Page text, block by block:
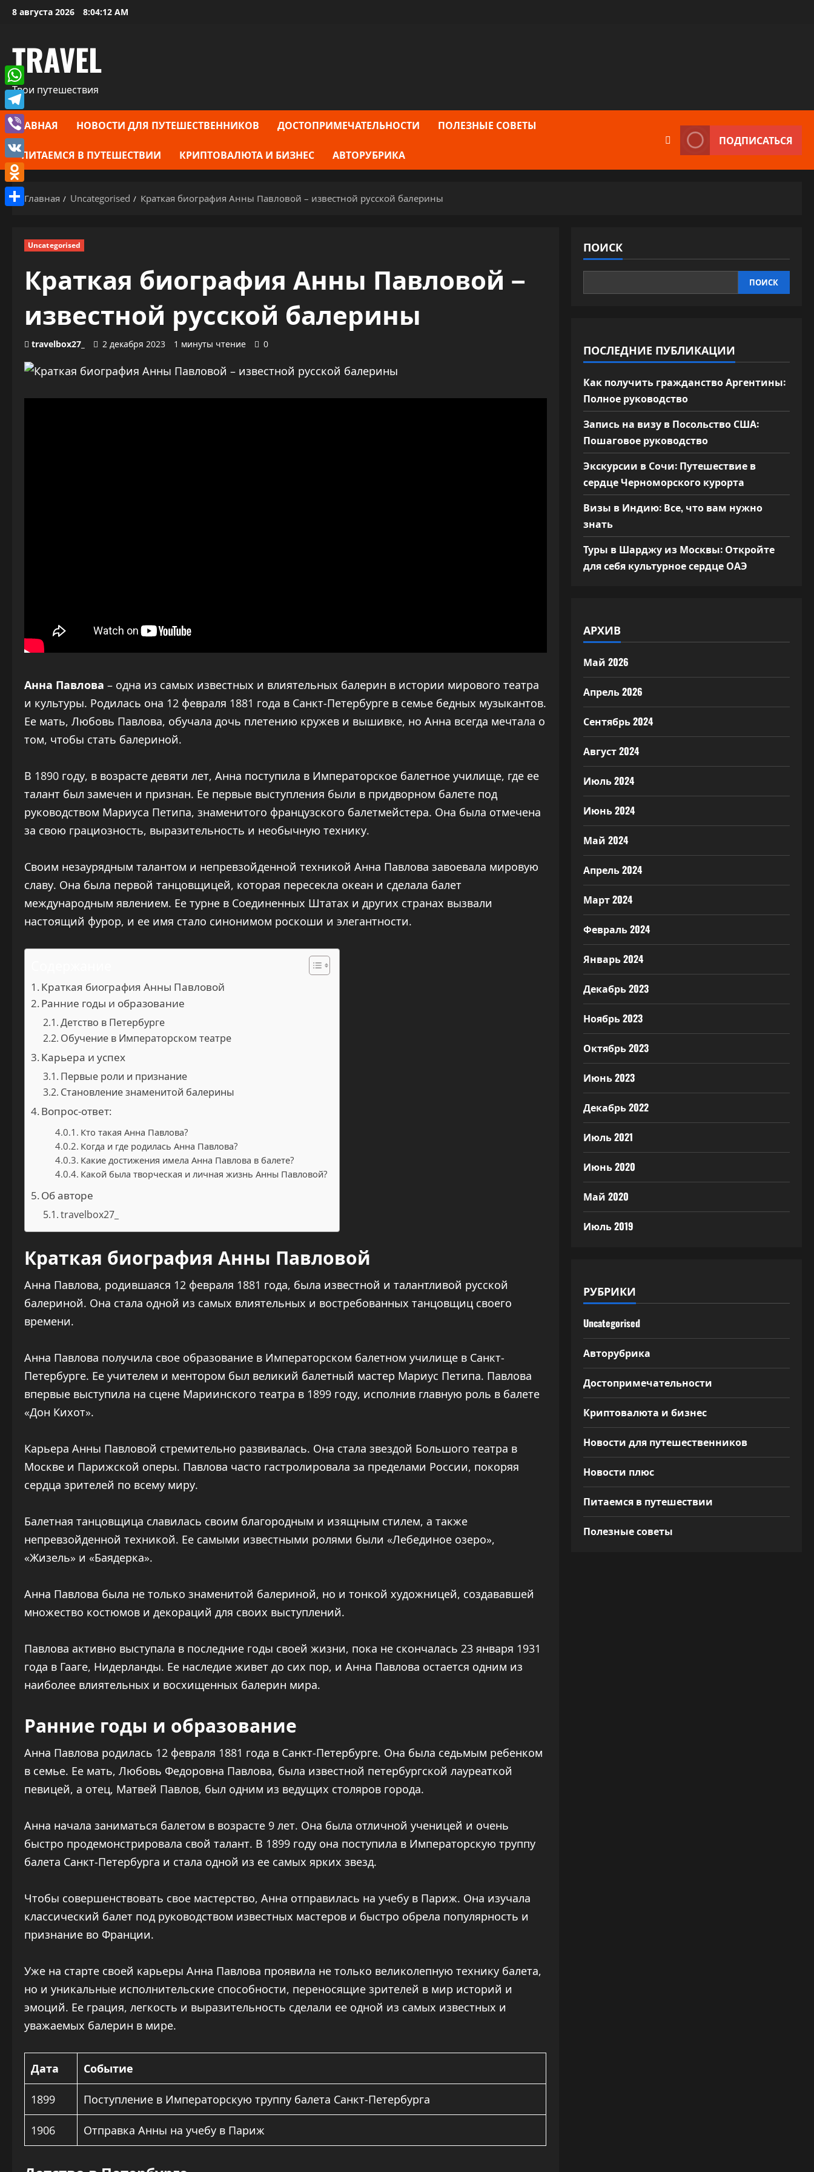
Перейти
8 августа 2026 8:04:13 AM
TRAVEL
Твои путешествия
ГЛАВНАЯ НОВОСТИ ДЛЯ ПУТЕШЕСТВЕННИКОВ ДОСТОПРИМЕЧАТЕЛЬНОСТИ ПОЛЕЗНЫЕ СОВЕТЫ
ПИТАЕМСЯ В ПУТЕШЕСТВИИ КРИПТОВАЛЮТА И БИЗНЕС АВТОРУБРИКА
ПОДПИСАТЬСЯ
Главная Uncategorised Краткая биография Анны Павловой – известной русской балерины
Uncategorised
Краткая биография Анны Павловой –
известной русской балерины
travelbox27_ 2 декабря 2023 1 минуты чтение 0
Анна Павлова – одна из самых известных и влиятельных балерин в истории мирового театра
и культуры. Родилась она 12 февраля 1881 года в Санкт-Петербурге в семье бедных музыкантов.
Ее мать, Любовь Павлова, обучала дочь плетению кружев и вышивке, но Анна всегда мечтала о
том, чтобы стать балериной.
В 1890 году, в возрасте девяти лет, Анна поступила в Императорское балетное училище, где ее
талант был замечен и признан. Ее первые выступления были в придворном балете под
руководством Мариуса Петипа, знаменитого французского балетмейстера. Она была отмечена
за свою грациозность, выразительность и необычную технику.
Своим незаурядным талантом и непревзойденной техникой Анна Павлова завоевала мировую
славу. Она была первой танцовщицей, которая пересекла океан и сделала балет
международным явлением. Ее турне в Соединенных Штатах и других странах вызвали
настоящий фурор, и ее имя стало синонимом роскоши и элегантности.
Краткая биография Анны Павловой
Ранние годы и образование
Детство в Петербурге
Обучение в Императорском театре
Карьера и успех
Первые роли и признание
Становление знаменитой балерины
Вопрос-ответ:
Кто такая Анна Павлова?
Когда и где родилась Анна Павлова?
Какие достижения имела Анна Павлова в балете?
Какой была творческая и личная жизнь Анны Павловой?
Об авторе
travelbox27_
Краткая биография Анны Павловой
Анна Павлова, родившаяся 12 февраля 1881 года, была известной и талантливой русской
балериной. Она стала одной из самых влиятельных и востребованных танцовщиц своего
времени.
Анна Павлова получила свое образование в Императорском балетном училище в Санкт-
Петербурге. Ее учителем и ментором был великий балетный мастер Мариус Петипа. Павлова
впервые выступила на сцене Мариинского театра в 1899 году, исполнив главную роль в балете
«Дон Кихот».
Карьера Анны Павловой стремительно развивалась. Она стала звездой Большого театра в
Москве и Парижской оперы. Павлова часто гастролировала за пределами России, покоряя
сердца зрителей по всему миру.
Балетная танцовщица славилась своим благородным и изящным стилем, а также
непревзойденной техникой. Ее самыми известными ролями были «Лебединое озеро»,
«Жизель» и «Баядерка».
Анна Павлова была не только знаменитой балериной, но и тонкой художницей, создававшей
множество костюмов и декораций для своих выступлений.
Павлова активно выступала в последние годы своей жизни, пока не скончалась 23 января 1931
года в Гааге, Нидерланды. Ее наследие живет до сих пор, и Анна Павлова остается одним из
наиболее влиятельных и восхищенных балерин мира.
Ранние годы и образование
Анна Павлова родилась 12 февраля 1881 года в Санкт-Петербурге. Она была седьмым ребенком
в семье. Ее мать, Любовь Федоровна Павлова, была известной петербургской лауреаткой
певицей, а отец, Матвей Павлов, был одним из ведущих столяров города.
Анна начала заниматься балетом в возрасте 9 лет. Она была отличной ученицей и очень
быстро продемонстрировала свой талант. В 1899 году она поступила в Императорскую труппу
балета Санкт-Петербурга и стала одной из ее самых ярких звезд.
Чтобы совершенствовать свое мастерство, Анна отправилась на учебу в Париж. Она изучала
классический балет под руководством известных мастеров и быстро обрела популярность и
признание во Франции.
Уже на старте своей карьеры Анна Павлова проявила не только великолепную технику балета,
но и уникальные исполнительские способности, переносящие зрителей в мир историй и
эмоций. Ее грация, легкость и выразительность сделали ее одной из самых известных и
уважаемых балерин в мире.
Дата Событие
1899 Поступление в Императорскую труппу балета Санкт-Петербурга
1906 Отправка Анны на учебу в Париж
ПОИСК
ПОИСК
ПОСЛЕДНИЕ ПУБЛИКАЦИИ
Как получить гражданство Аргентины:
Полное руководство
Запись на визу в Посольство США:
Пошаговое руководство
Экскурсии в Сочи: Путешествие в
сердце Черноморского курорта
Визы в Индию: Все, что вам нужно
знать
Туры в Шарджу из Москвы: Откройте
для себя культурное сердце ОАЭ
АРХИВ
Май 2026
Апрель 2026
Сентябрь 2024
Август 2024
Июль 2024
Июнь 2024
Май 2024
Апрель 2024
Март 2024
Февраль 2024
Январь 2024
Декабрь 2023
Ноябрь 2023
Октябрь 2023
Июнь 2023
Декабрь 2022
Июль 2021
Июнь 2020
Май 2020
Июль 2019
РУБРИКИ
Uncategorised
Авторубрика
Достопримечательности
Криптовалюта и бизнес
Новости для путешественников
Новости плюс
Питаемся в путешествии
Полезные советы
WhatsApp
Telegram
Viber
VK
Odnoklassniki